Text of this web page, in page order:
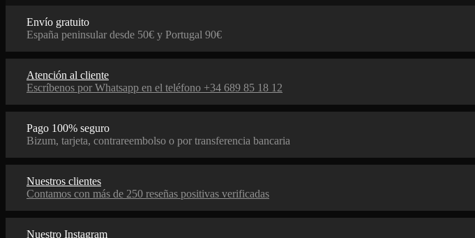
Envío gratuito
España peninsular desde 50€ y Portugal 90€
Atención al cliente
Escríbenos por Whatsapp en el teléfono +34 689 85 18 12
Pago 100% seguro
Bizum, tarjeta, contrareembolso o por transferencia bancaria
Nuestros clientes
Contamos con más de 250 reseñas positivas verificadas
Nuestro Instagram